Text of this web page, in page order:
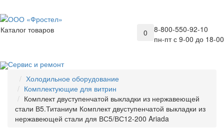
8-800-550-92-10
пн-пт с 9-00 до 18-00
0
Каталог товаров
Сервис и ремонт
Холодильное оборудование
Комплектующие для витрин
Комплект двуступенчатой выкладки из нержавеющей
стали В5.Титаниум Комплект двуступенчатой выкладки из
нержавеющей стали для ВС5/ВС12-200 Ariada